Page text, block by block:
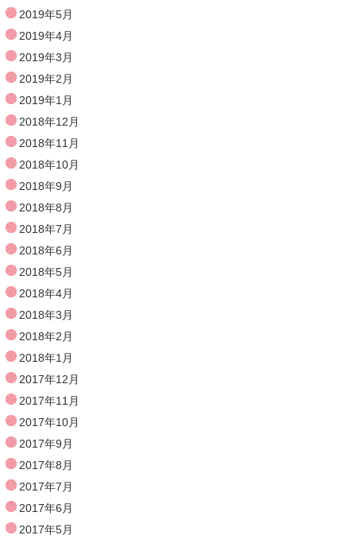
2019年5月
2019年4月
2019年3月
2019年2月
2019年1月
2018年12月
2018年11月
2018年10月
2018年9月
2018年8月
2018年7月
2018年6月
2018年5月
2018年4月
2018年3月
2018年2月
2018年1月
2017年12月
2017年11月
2017年10月
2017年9月
2017年8月
2017年7月
2017年6月
2017年5月